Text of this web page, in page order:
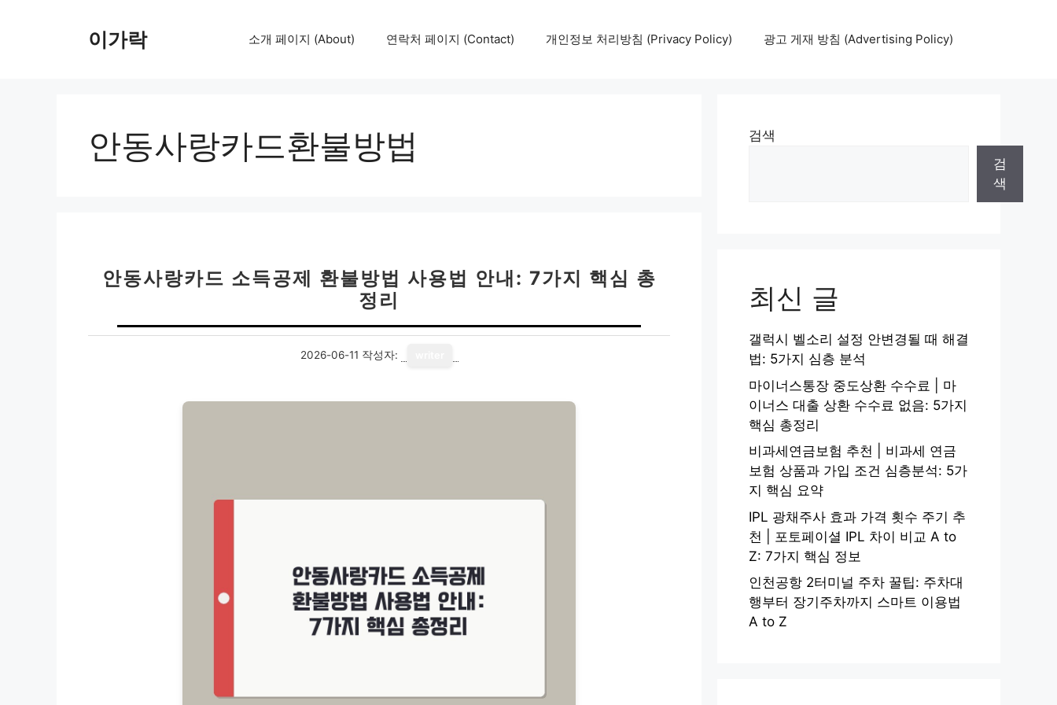
이가락 소개 페이지 (About) 연락처 페이지 (Contact) 개인정보 처리방침 (Privacy Policy) 광고 게재 방침 (Advertising Policy)
안동사랑카드환불방법
안동사랑카드 소득공제 환불방법 사용법 안내: 7가지 핵심 총
정리
2026-06-11 작성자:
검색
검
색
최신 글
갤럭시 벨소리 설정 안변경될 때 해결
법: 5가지 심층 분석
마이너스통장 중도상환 수수료 | 마
이너스 대출 상환 수수료 없음: 5가지
핵심 총정리
비과세연금보험 추천 | 비과세 연금
보험 상품과 가입 조건 심층분석: 5가
지 핵심 요약
IPL 광채주사 효과 가격 횟수 주기 추
천 | 포토페이셜 IPL 차이 비교 A to
Z: 7가지 핵심 정보
인천공항 2터미널 주차 꿀팁: 주차대
행부터 장기주차까지 스마트 이용법
A to Z